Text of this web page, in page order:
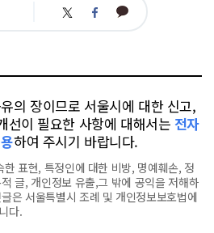
트 페 카
의 장이므로 서울시에 대한 신고,
선이 필요한 사항에 대해서는 전자
하여 주시기 바랍니다.
표현, 특정인에 대한 비방, 명예훼손, 정
글, 개인정보 유출,그 밖에 공익을 저해하
은 서울특별시 조례 및 개인정보보호법에
다.